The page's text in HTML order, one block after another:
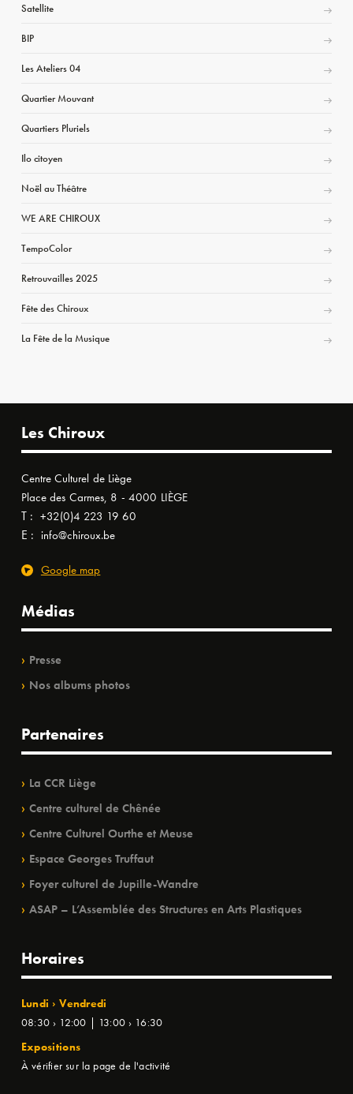
Satellite
BIP
Les Ateliers 04
Quartier Mouvant
Quartiers Pluriels
Ilo citoyen
Noël au Théâtre
WE ARE CHIROUX
TempoColor
Retrouvailles 2025
Fête des Chiroux
La Fête de la Musique
Les Chiroux
Centre Culturel de Liège
Place des Carmes, 8 - 4000 LIÈGE
T : +32(0)4 223 19 60
E : info@chiroux.be
Google map
Médias
Presse
Nos albums photos
Partenaires
La CCR Liège
Centre culturel de Chênée
Centre Culturel Ourthe et Meuse
Espace Georges Truffaut
Foyer culturel de Jupille-Wandre
ASAP – L’Assemblée des Structures en Arts Plastiques
Horaires
Lundi › Vendredi
08:30 › 12:00 | 13:00 › 16:30
Expositions
À vérifier sur la page de l'activité